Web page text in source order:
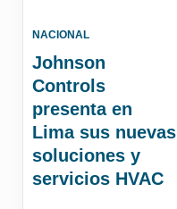
NACIONAL
Johnson
Controls
presenta en
Lima sus nuevas
soluciones y
servicios HVAC